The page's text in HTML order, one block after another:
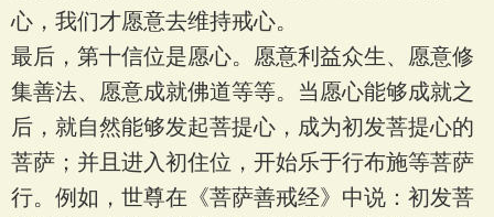
心，我们才愿意去维持戒心。
最后，第十信位是愿心。愿意利益众生、愿意修
集善法、愿意成就佛道等等。当愿心能够成就之
后，就自然能够发起菩提心，成为初发菩提心的
菩萨；并且进入初住位，开始乐于行布施等菩萨
行。例如，世尊在《菩萨善戒经》中说：初发菩